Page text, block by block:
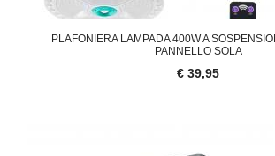
PLAFONIERA LAMPADA 400W A
PANNELLO SOLA
€ 39,95